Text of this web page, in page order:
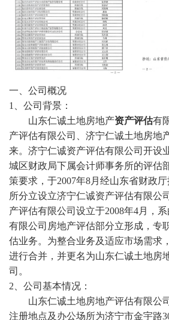
一、公司概况
1、公司背景：
山东仁诚土地房地产资产评估有
产评估有限公司、济宁仁诚土地房地
来。济宁仁诚资产评估有限公司开设
城区财政局下属会计师事务所的评估
策要求，于2007年8月经山东省财政
所分立设立济宁仁诚资产评估有限公
产评估有限公司设立于2008年4月，
有限公司房地产评估部分立形成，专
估业务。为整合业务及适应市场需求
进行合并，并更名为山东仁诚土地房
司。
2、公司基本情况：
山东仁诚土地房地产评估有限公司
注册地点及办公场所为济宁市金宇路